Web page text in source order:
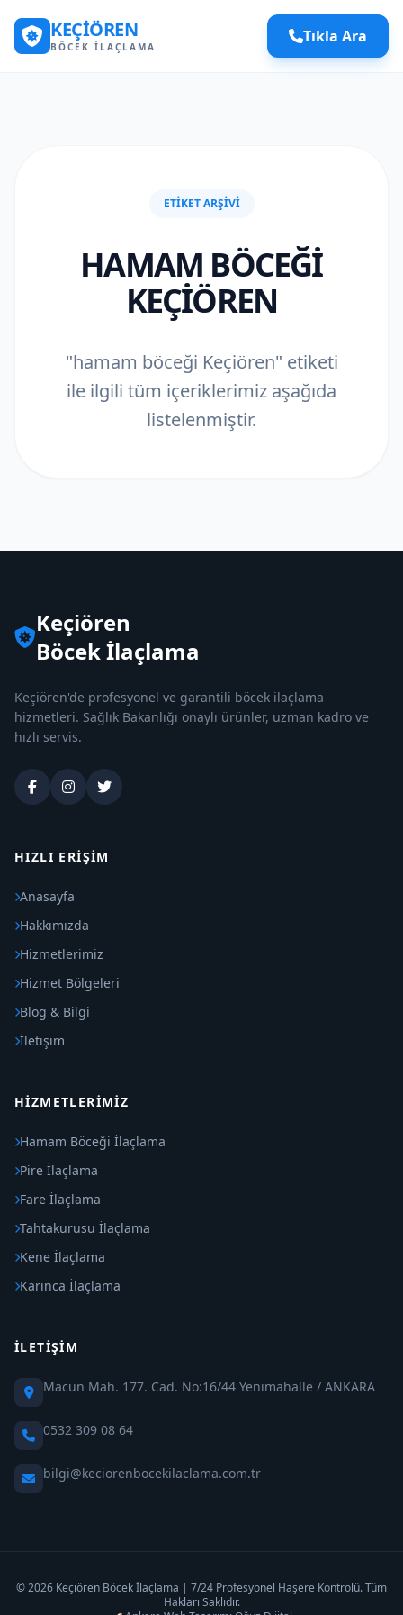
KEÇIÖREN
BÖCEK İLAÇLAMA
Tıkla Ara
ETIKET ARŞIVI
HAMAM BÖCEĞI
KEÇIÖREN
"hamam böceği Keçiören" etiketi
ile ilgili tüm içeriklerimiz aşağıda
listelenmiştir.
Keçiören
Böcek İlaçlama
Keçiören'de profesyonel ve garantili böcek ilaçlama
hizmetleri. Sağlık Bakanlığı onaylı ürünler, uzman kadro ve
hızlı servis.
HIZLI ERIŞIM
Anasayfa
Hakkımızda
Hizmetlerimiz
Hizmet Bölgeleri
Blog & Bilgi
İletişim
HIZMETLERIMIZ
Hamam Böceği İlaçlama
Pire İlaçlama
Fare İlaçlama
Tahtakurusu İlaçlama
Kene İlaçlama
Karınca İlaçlama
İLETIŞIM
Macun Mah. 177. Cad. No:16/44 Yenimahalle / ANKARA
0532 309 08 64
bilgi@keciorenbocekilaclama.com.tr
© 2026 Keçiören Böcek İlaçlama | 7/24 Profesyonel Haşere Kontrolü. Tüm
Hakları Saklıdır.